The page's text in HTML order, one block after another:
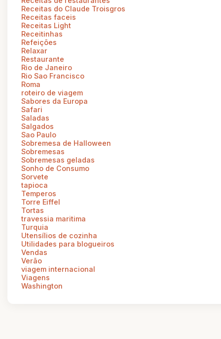
Receitas do Claude Troisgros
Receitas faceis
Receitas Light
Receitinhas
Refeições
Relaxar
Restaurante
Rio de Janeiro
Rio Sao Francisco
Roma
roteiro de viagem
Sabores da Europa
Safari
Saladas
Salgados
Sao Paulo
Sobremesa de Halloween
Sobremesas
Sobremesas geladas
Sonho de Consumo
Sorvete
tapioca
Temperos
Torre Eiffel
Tortas
travessia maritima
Turquia
Utensílios de cozinha
Utilidades para blogueiros
Vendas
Verão
viagem internacional
Viagens
Washington